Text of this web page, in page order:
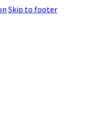
Skip to footer